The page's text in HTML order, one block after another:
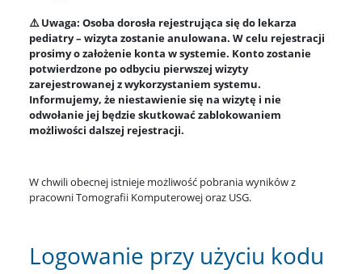
⚠️ Uwaga: Osoba dorosła rejestrująca się do lekarza
pediatry – wizyta zostanie anulowana. W celu rejestracji
prosimy o założenie konta w systemie. Konto zostanie
potwierdzone po odbyciu pierwszej wizyty
zarejestrowanej z wykorzystaniem systemu.
Informujemy, że niestawienie się na wizytę i nie
odwołanie jej będzie skutkować zablokowaniem
możliwości dalszej rejestracji.
W chwili obecnej istnieje możliwość pobrania wyników z
pracowni Tomografii Komputerowej oraz USG.
Logowanie przy użyciu kodu